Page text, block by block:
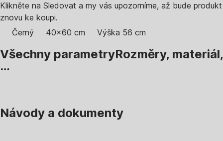
Klikněte na Sledovat a my vás upozorníme, až bude produkt
znovu ke koupi.
Černý
40x60 cm Výška 56 cm
Všechny parametryRozměry, materiál,
…
Návody a dokumenty